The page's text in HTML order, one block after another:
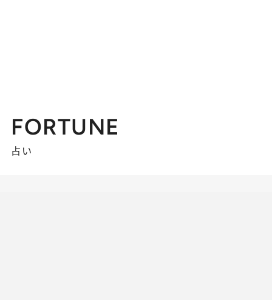
FORTUNE
占い